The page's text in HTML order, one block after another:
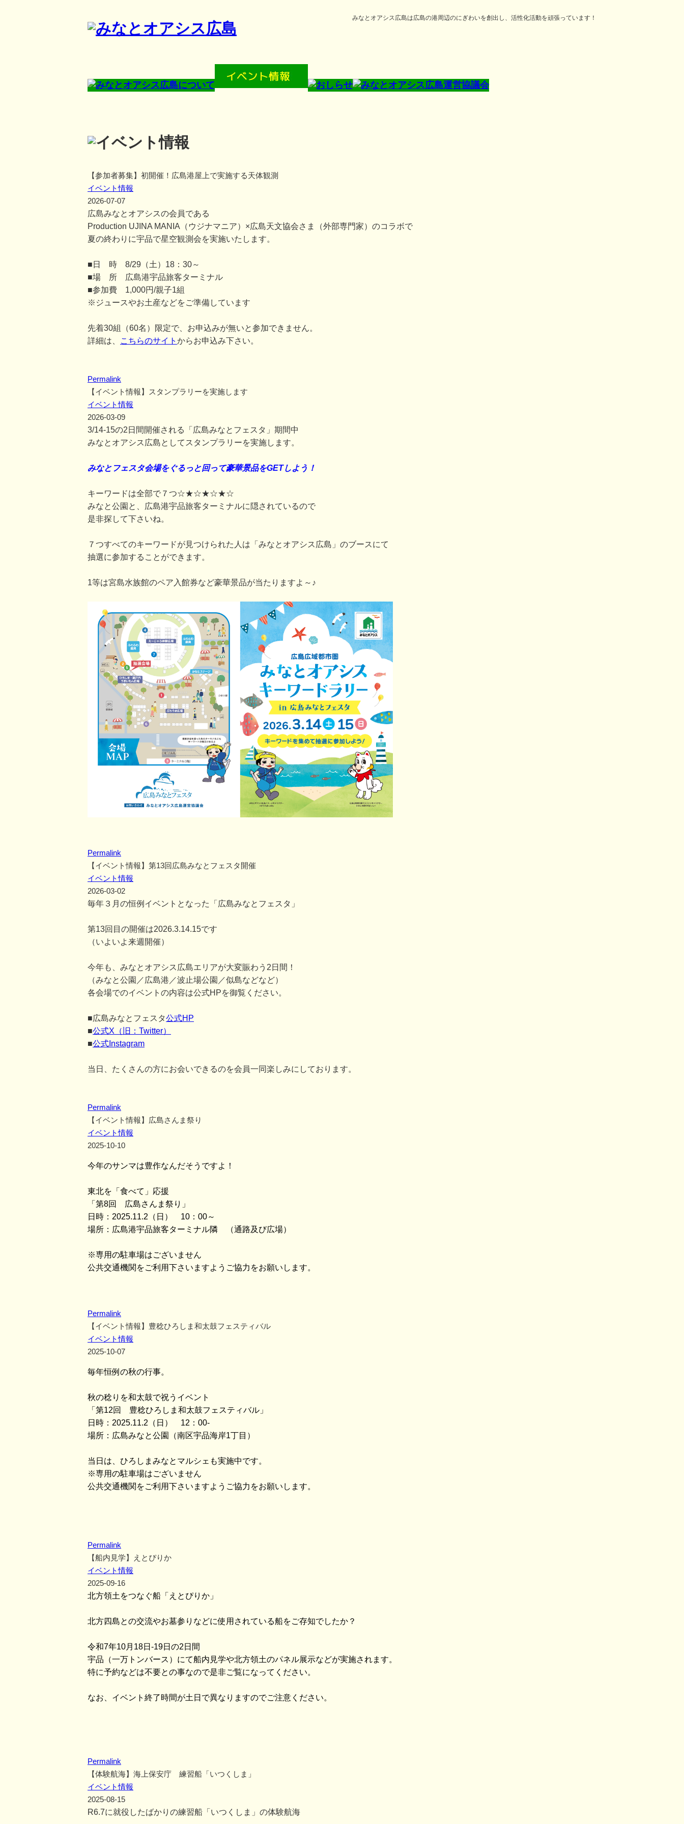
みなとオアシス広島は広島の港周辺のにぎわいを創出し、活性化活動を頑張っています！
【参加者募集】初開催！広島港屋上で実施する天体観測
イベント情報
2026-07-07
広島みなとオアシスの会員である
Production UJINA MANIA（ウジナマニア）×広島天文協会さま（外部専門家）のコラボで
夏の終わりに宇品で星空観測会を実施いたします。
■日 時 8/29（土）18：30～
■場 所 広島港宇品旅客ターミナル
■参加費 1,000円/親子1組
※ジュースやお土産などをご準備しています
先着30組（60名）限定で、お申込みが無いと参加できません。
詳細は、
こちらのサイト からお申込み下さい。
Permalink
【イベント情報】スタンプラリーを実施します
イベント情報
2026-03-09
3/14-15の2日間開催される「広島みなとフェスタ」期間中
みなとオアシス広島としてスタンプラリーを実施します。
みなとフェスタ会場をぐるっと回って豪華景品をGETしよう！
キーワードは全部で７つ☆★☆★☆★☆
みなと公園と、広島港宇品旅客ターミナルに隠されているので
是非探して下さいね。
７つすべてのキーワードが見つけられた人は「みなとオアシス広島」のブースにて
抽選に参加することができます。
1等は宮島水族館のペア入館券など豪華景品が当たりますよ～♪
Permalink
【イベント情報】第13回広島みなとフェスタ開催
イベント情報
2026-03-02
毎年３月の恒例イベントとなった「広島みなとフェスタ」
第13回目の開催は2026.3.14.15です
（いよいよ来週開催）
今年も、みなとオアシス広島エリアが大変賑わう2日間！
（みなと公園／広島港／波止場公園／似島などなど）
各会場でのイベントの内容は公式HPを御覧ください。
■広島みなとフェスタ公式HP
■公式X（旧：Twitter）
■公式Instagram
当日、たくさんの方にお会いできるのを会員一同楽しみにしております。
Permalink
【イベント情報】広島さんま祭り
イベント情報
2025-10-10
今年のサンマは豊作なんだそうですよ！
東北を「食べて」応援
「第8回 広島さんま祭り」
日時：2025.11.2（日） 10：00～
場所：広島港宇品旅客ターミナル隣 （通路及び広場）
※専用の駐車場はございません
公共交通機関をご利用下さいますようご協力をお願いします。
Permalink
【イベント情報】豊稔ひろしま和太鼓フェスティバル
イベント情報
2025-10-07
毎年恒例の秋の行事。
秋の稔りを和太鼓で祝うイベント
「第12回 豊稔ひろしま和太鼓フェスティバル」
日時：2025.11.2（日） 12：00-
場所：広島みなと公園（南区宇品海岸1丁目）
当日は、ひろしまみなとマルシェも実施中です。
※専用の駐車場はございません
公共交通機関をご利用下さいますようご協力をお願いします。
Permalink
【船内見学】えとぴりか
イベント情報
2025-09-16
北方領土をつなぐ船「えとぴりか」
北方四島との交流やお墓参りなどに使用されている船をご存知でしたか？
令和7年10月18日-19日の2日間
宇品（一万トンバース）にて船内見学や北方領土のパネル展示などが実施されます。
特に予約などは不要との事なので是非ご覧になってください。
なお、イベント終了時間が土日で異なりますのでご注意ください。
Permalink
【体験航海】海上保安庁 練習船「いつくしま」
イベント情報
2025-08-15
R6.7に就役したばかりの練習船「いつくしま」の体験航海